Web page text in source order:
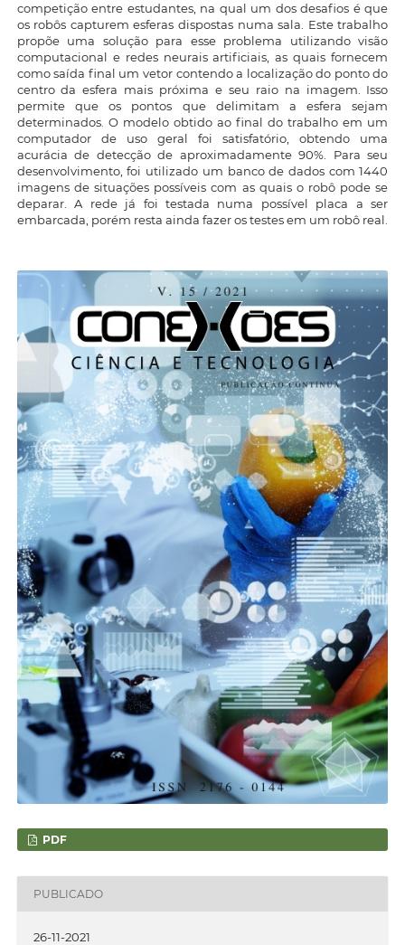
competição entre estudantes, na qual um dos desafios é que
os robôs capturem esferas dispostas numa sala. Este trabalho
propõe uma solução para esse problema utilizando visão
computacional e redes neurais artificiais, as quais fornecem
como saída final um vetor contendo a localização do ponto do
centro da esfera mais próxima e seu raio na imagem. Isso
permite que os pontos que delimitam a esfera sejam
determinados. O modelo obtido ao final do trabalho em um
computador de uso geral foi satisfatório, obtendo uma
acurácia de detecção de aproximadamente 90%. Para seu
desenvolvimento, foi utilizado um banco de dados com 1440
imagens de situações possíveis com as quais o robô pode se
deparar. A rede já foi testada numa possível placa a ser
embarcada, porém resta ainda fazer os testes em um robô real.
PDF
PUBLICADO
26-11-2021